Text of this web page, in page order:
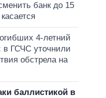
банк до 15
4-летний
в ГСЧС уточнили
обстрела на
баллистикой в